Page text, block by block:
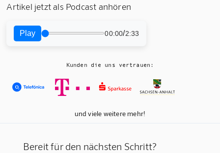
Artikel jetzt als Podcast anhören
Play 00:00/2:33
Kunden die uns vertrauen:
und viele weitere mehr!
Bereit für den nächsten Schritt?